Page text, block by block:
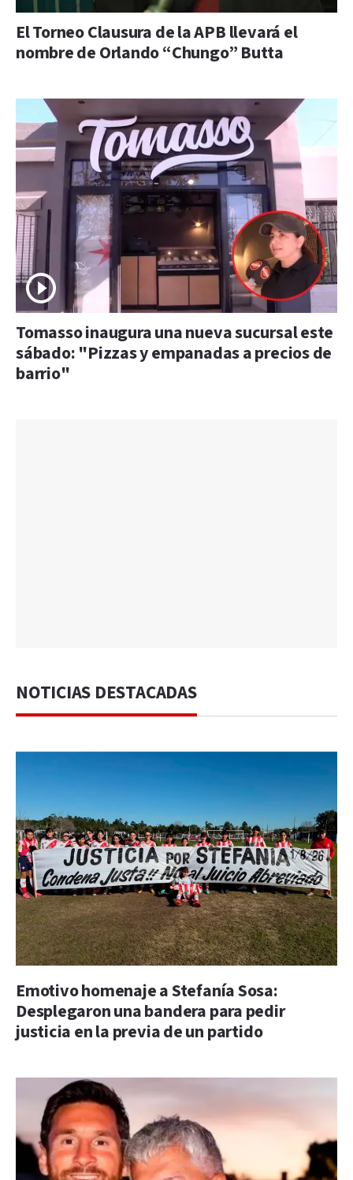
El Torneo Clausura de la APB llevará el
nombre de Orlando “Chungo” Butta
Tomasso inaugura una nueva sucursal este
sábado: "Pizzas y empanadas a precios de
barrio"
NOTICIAS DESTACADAS
Emotivo homenaje a Stefanía Sosa:
Desplegaron una bandera para pedir
justicia en la previa de un partido